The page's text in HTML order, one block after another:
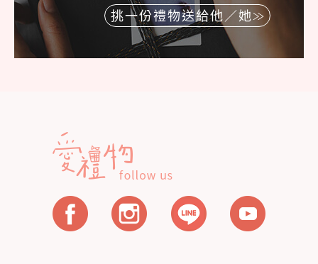
挑一份禮物送給他／她